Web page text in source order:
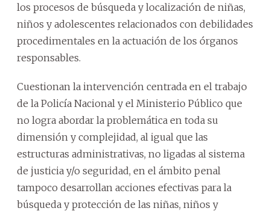
los procesos de búsqueda y localización de niñas,
niños y adolescentes relacionados con debilidades
procedimentales en la actuación de los órganos
responsables.
Cuestionan la intervención centrada en el trabajo
de la Policía Nacional y el Ministerio Público que
no logra abordar la problemática en toda su
dimensión y complejidad, al igual que las
estructuras administrativas, no ligadas al sistema
de justicia y/o seguridad, en el ámbito penal
tampoco desarrollan acciones efectivas para la
búsqueda y protección de las niñas, niños y